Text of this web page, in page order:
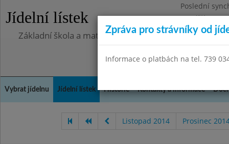
Jídelní lístek
Poslední
Pondělí
Základní škola a mateřská škola Chlumín, okres
Vybrat jídelnu Jídelní lístek Historie Kontakty a informace
Listopad 2014 Prosinec
Zpráva pro strávníky od
Informace o platbách na tel. 739